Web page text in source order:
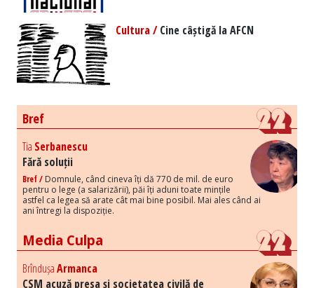
Cultura /Cine câștigă la AFCN
Bref
Tia Serbanescu
Fără soluții
Bref / Domnule, când cineva îți dă 770 de mil. de euro
pentru o lege (a salarizării), păi îți aduni toate mințile
astfel ca legea să arate cât mai bine posibil. Mai ales când ai
ani întregi la dispoziție.
Media Culpa
BrîndușaArmanca
CSM acuză presa și societatea civilă de